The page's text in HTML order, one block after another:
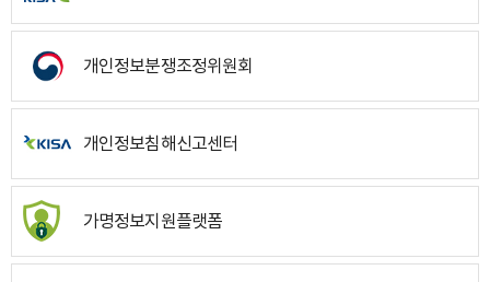
개인정보분쟁조정위원회
개인정보침해신고센터
가명정보지원플랫폼